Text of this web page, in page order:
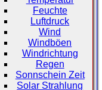
Feuchte
Luftdruck
Wind
Windböen
Windrichtung
Regen
Sonnschein Zeit
Solar Strahlung